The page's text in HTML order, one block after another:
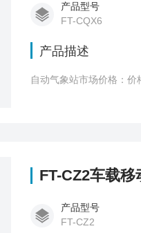
产品型号
FT-CQX6
产品描述
自动气象站市场价格：价
FT-CZ2车载
产品型号
FT-CZ2